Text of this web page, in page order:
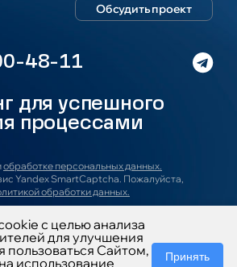
48-11
Обсудить проект
для успешного
процессами
обработке персональных данных.
Yandex SmartCaptcha. Пожалуйста,
обработки данных.
Проекты Блог
с целью анализа
для улучшения
Сайтом,
использование
Принять